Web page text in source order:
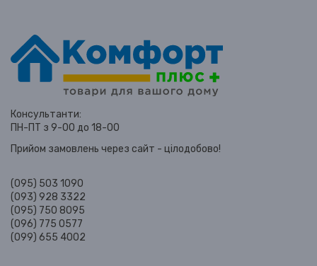
Консультанти:
ПН-ПТ з 9-00 до 18-00
Прийом замовлень через сайт - цілодобово!
(095) 503 1090
(093) 928 3322
(095) 750 8095
(096) 775 0577
(099) 655 4002